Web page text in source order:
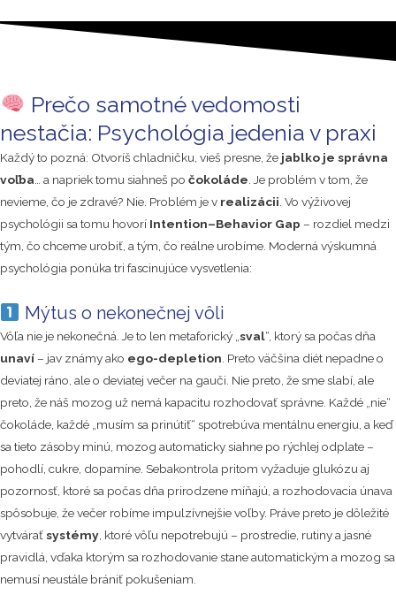
Prečo samotné vedomosti
nestačia: Psychológia jedenia v praxi
Každý to pozná: Otvoríš chladničku, vieš presne, že jablko je správna
voľba … a napriek tomu siahneš po čokoláde . Je problém v tom, že
nevieme, čo je zdravé? Nie. Problém je v realizácii . Vo výživovej
psychológii sa tomu hovorí Intention–Behavior Gap – rozdiel medzi
tým, čo chceme urobiť, a tým, čo reálne urobíme. Moderná výskumná
psychológia ponúka tri fascinujúce vysvetlenia:
Mýtus o nekonečnej vôli
Vôľa nie je nekonečná. Je to len metaforický „ sval“, ktorý sa počas dňa
unaví – jav známy ako ego-depletion . Preto väčšina diét nepadne o
deviatej ráno, ale o deviatej večer na gauči. Nie preto, že sme slabí, ale
preto, že náš mozog už nemá kapacitu rozhodovať správne. Každé „nie“
čokoláde, každé „musím sa prinútiť“ spotrebúva mentálnu energiu, a keď
sa tieto zásoby minú, mozog automaticky siahne po rýchlej odplate –
pohodlí, cukre, dopamíne. Sebakontrola pritom vyžaduje glukózu aj
pozornosť, ktoré sa počas dňa prirodzene míňajú, a rozhodovacia únava
spôsobuje, že večer robíme impulzívnejšie voľby. Práve preto je dôležité
vytváraťsystémy , ktoré vôľu nepotrebujú – prostredie, rutiny a jasné
pravidlá, vďaka ktorým sa rozhodovanie stane automatickým a mozog sa
nemusí neustále brániť pokušeniam.